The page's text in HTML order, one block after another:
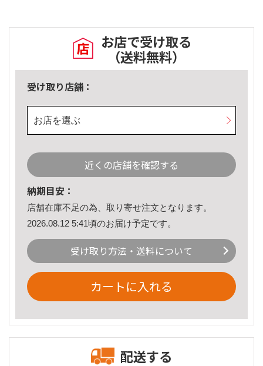
お店で受け取る
（送料無料）
受け取り店舗：
お店を選ぶ
近くの店舗を確認する
納期目安：
店舗在庫不足の為、取り寄せ注文となります。
2026.08.12 5:41頃のお届け予定です。
受け取り方法・送料について
カートに入れる
配送する